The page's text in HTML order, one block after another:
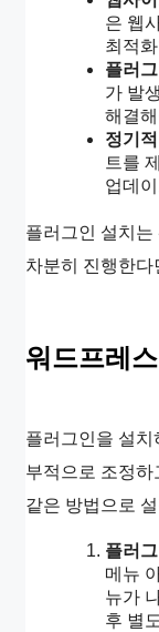
은 웹
최적
플러
가 발
해결
정기
트를
업데
플러그인 설치
차분히 진행한
워드프레
플러그인을 설
부적으로 조정
같은 방법으로
플러
메뉴
뉴가
후 별